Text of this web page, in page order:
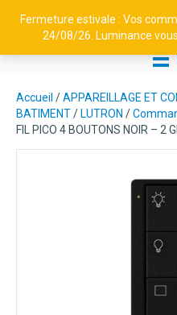
Fermeture estivale : Vos
24/08/26. Luminance
4,08
Accueil /APPAREILLAGE ET
BATIMENT/ LUTRON /
FIL PICO 4 BOUTONS NOIR –